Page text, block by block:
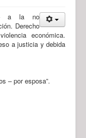
a la no
Derecho
económica.
a justicia y debida
– por esposa”.